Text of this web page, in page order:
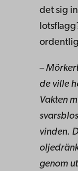
det sig
–
de ville
Vakten
vinden.
genom